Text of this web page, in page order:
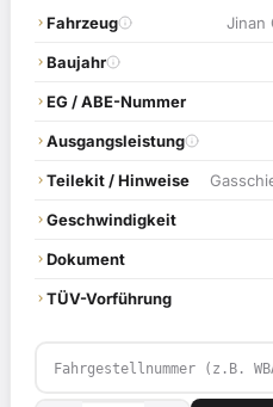
109,00 €
Fahrzeug Jinan
Baujahr
EG / ABE-Nummer
Ausgangsleistung
Teilekit / Hinweise
Geschwindigkeit
Dokument
TÜV-Vorführung